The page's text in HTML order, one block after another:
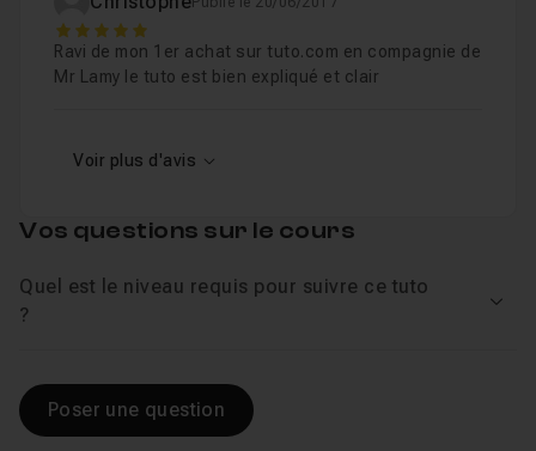
5
Ravi de mon 1er achat sur tuto.com en compagnie de
Mr Lamy le tuto est bien expliqué et clair
Voir plus d'avis
Vos questions sur le cours
Quel est le niveau requis pour suivre ce tuto
?
Poser une question